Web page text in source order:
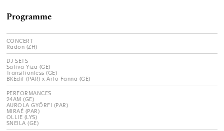
Programme
CONCERT
Radon (ZH)
DJ SETS
Sativa Yiza (GE)
Transitionless (GE)
BKEdit (PAR) x Arto Fanna (GE)
PERFORMANCES
24AM (GE)
AUROLA GYŐRFI (PAR)
MIRAÉ (PAR)
OLLIE (LYS)
SNEILA (GE)